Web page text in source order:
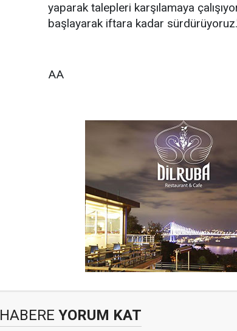
yaparak talepleri karşılamaya
başlayarak iftara kadar
AA
HABERE YORUM KAT